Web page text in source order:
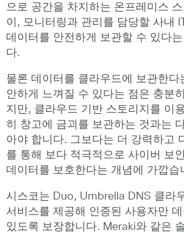
으로 공간을 차지하는 온프레미스
이, 모니터링과 관리를 담당할 사내
데이터를 안전하게 보관할 수 있다는
다.
물론 데이터를 클라우드에 보관한다
안하게 느껴질 수 있다는 점은 충분
지만, 클라우드 기반 스토리지를 이
히 창고에 금괴를 보관하는 것과는
아야 합니다. 그보다는 더 강력하고
를 통해 보다 적극적으로 사이버 보
데이터를 보호한다는 개념에 가깝습
시스코는 Duo, Umbrella DNS 클라
서비스를 제공해 인증된 사용자만
있도록 보장합니다. Meraki와 같은